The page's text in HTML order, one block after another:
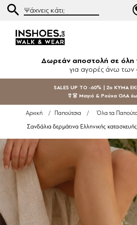
Δωρεάν αποστολή σε όλη
για αγορές άνω των
SALES UP TO -60% | 2ο ΚΥΜΑ
👙👗 Μαγιό & Ρούχα ΟΛΑ
Αρχική / Παπούτσια / Όλα τα
Σανδάλια δερμάτινα Ελληνικής